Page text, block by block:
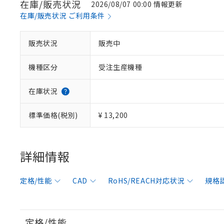
在庫/販売状況
2026/08/07 00:00 情報更新
在庫/販売状況 ご利用条件
販売状況 販売中
機種区分 受注生産機種
在庫状況
標準価格(税別) ¥ 13,200
詳細情報
定格/性能 CAD RoHS/REACH対応状況 規格